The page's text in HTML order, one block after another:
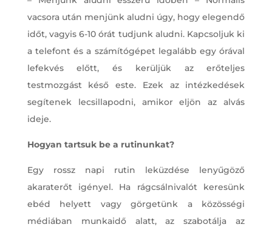
vacsora után menjünk aludni úgy, hogy elegendő
időt, vagyis 6-10 órát tudjunk aludni. Kapcsoljuk ki
a telefont és a számítógépet legalább egy órával
lefekvés előtt, és kerüljük az erőteljes
testmozgást késő este. Ezek az intézkedések
segítenek lecsillapodni, amikor eljön az alvás
ideje.
Hogyan tartsuk be a rutinunkat?
Egy rossz napi rutin leküzdése lenyűgöző
akaraterőt igényel. Ha rágcsálnivalót keresünk
ebéd helyett vagy görgetünk a közösségi
médiában munkaidő alatt, az szabotálja az